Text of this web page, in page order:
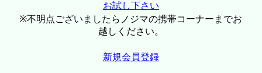
お試し下さい
※不明点ございましたらノジマの携帯コーナーまでお
越しください。
新規会員登録